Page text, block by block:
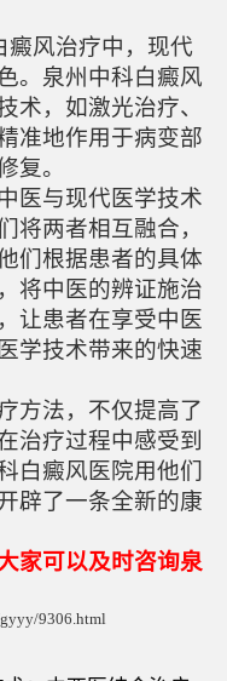
风治疗中，现代
。泉州中科白癜风
术，如激光治疗、
准地作用于病变部
复。
与现代医学技术
将两者相互融合，
们根据患者的具体
将中医的辨证施治
让患者在享受中医
学技术带来的快速
法，不仅提高了
治疗过程中感受到
白癜风医院用他们
辟了一条全新的康
可以及时咨询泉
9306.html